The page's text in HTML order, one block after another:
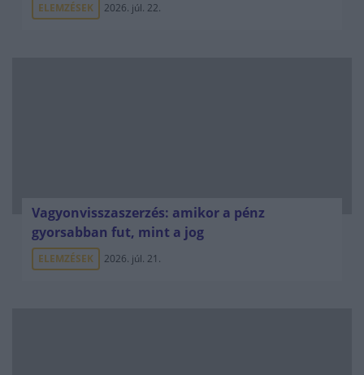
ELEMZÉSEK 2026. júl. 22.
Vagyonvisszaszerzés: amikor a pénz
gyorsabban fut, mint a jog
ELEMZÉSEK 2026. júl. 21.